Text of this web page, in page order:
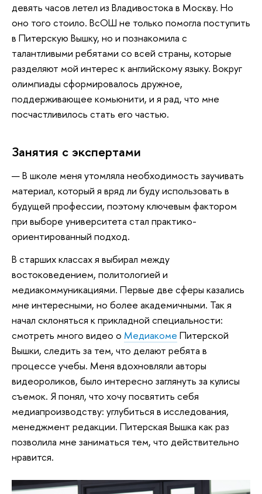
девять часов летел из Владивостока в Москву. Но
оно того стоило. ВсОШ не только помогла поступить
в Питерскую Вышку, но и познакомила с
талантливыми ребятами со всей страны, которые
разделяют мой интерес к английскому языку. Вокруг
олимпиады сформировалось дружное,
поддерживающее комьюнити, и я рад, что мне
посчастливилось стать его частью.
Занятия с экспертами
— В школе меня утомляла необходимость заучивать
материал, который я вряд ли буду использовать в
будущей профессии, поэтому ключевым фактором
при выборе университета стал практико-
ориентированный подход.
В старших классах я выбирал между
востоковедением, политологией и
медиакоммуникациями. Первые две сферы казались
мне интересными, но более академичными. Так я
начал склоняться к прикладной специальности:
смотреть много видео о Медиакоме Питерской
Вышки, следить за тем, что делают ребята в
процессе учебы. Меня вдохновляли авторы
видеороликов, было интересно заглянуть за кулисы
съемок. Я понял, что хочу посвятить себя
медиапроизводству: углубиться в исследования,
менеджмент редакции. Питерская Вышка как раз
позволила мне заниматься тем, что действительно
нравится.